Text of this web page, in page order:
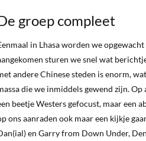
groep compleet
in Lhasa worden we
sturen we snel wat
andere Chinese steden is enorm,
die we inmiddels gewend zijn.
beetje Westers gefocust, maar een
ons aanraden ook maar een kijkje
en Garry from Down Under,